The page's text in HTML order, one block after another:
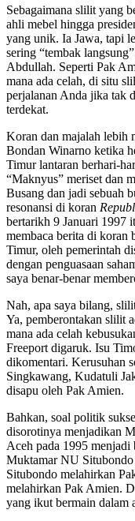
Sebagaimana slilit yang
ahli mebel hingga
yang unik. Ia Jawa, tapi
sering “tembak
Abdullah. Seperti Pak
mana ada celah, di situ
perjalanan Anda jika tak
terdekat.
Koran dan majalah lebih
Bondan Winarno ketika
Timur lantaran berhari-
“Maknyus” meriset dan
Busang dan jadi sebuah
resonansi di koran
bertarikh 9 Januari 1997
membaca berita di koran
Timur, oleh pemerintah
dengan penguasaan
saya benar-benar
Nah, apa saya bilang,
Ya, pemberontakan slilit
mana ada celah
Freeport digaruk. Isu
dikomentari. Kerusuhan
Singkawang, Kudatuli
disapu oleh Pak Amien.
Bahkan, soal politik
disorotinya menjadikan
Aceh pada 1995 menjadi
Muktamar NU
Situbondo melahirkan
melahirkan Pak Amien.
yang ikut bermain dalam